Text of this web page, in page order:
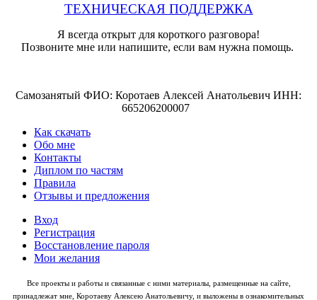
ТЕХНИЧЕСКАЯ ПОДДЕРЖКА
Я всегда открыт для короткого разговора!
Позвоните мне или напишите, если вам нужна помощь.
Самозанятый ФИО: Коротаев Алексей Анатольевич ИНН:
665206200007
Как скачать
Обо мне
Контакты
Диплом по частям
Правила
Отзывы и предложения
Вход
Регистрация
Восстановление пароля
Мои желания
Все проекты и работы и связанные с ними материалы, размещенные на сайте,
принадлежат мне, Коротаеву Алексею Анатольевичу, и выложены в ознакомительных